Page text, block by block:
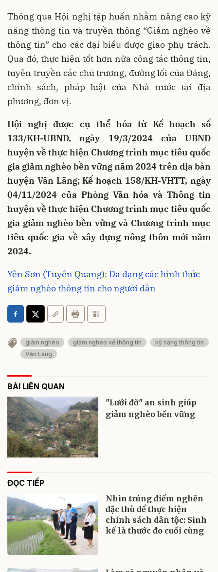
Thông qua Hội nghị tập huấn nhằm nâng cao kỹ
năng thông tin và truyền thông “Giảm nghèo về
thông tin” cho các đại biểu được giao phụ trách.
Qua đó, thực hiện tốt hơn nữa công tác thông tin,
tuyên truyền các chủ trương, đường lối của Đảng,
chính sách, pháp luật của Nhà nước tại địa
phương, đơn vị.
Hội nghị được cụ thể hóa từ Kế hoạch số
133/KH-UBND, ngày 19/3/2024 của UBND
huyện về thực hiện Chương trình mục tiêu quốc
gia giảm nghèo bền vững năm 2024 trên địa bàn
huyện Văn Lãng; Kế hoạch 158/KH-VHTT, ngày
04/11/2024 của Phòng Văn hóa và Thông tin
huyện về thực hiện Chương trình mục tiêu quốc
gia giảm nghèo bền vững và Chương trình mục
tiêu quốc gia về xây dựng nông thôn mới năm
2024.
Yên Sơn (Tuyên Quang): Đa dạng các hình thức
giảm nghèo thông tin cho người dân
giảm nghèo giảm nghèo về thông tin
kỹ năng thông tin
Văn Lãng
BÀI LIÊN QUAN
"Lưới đỡ" an sinh giúp
giảm nghèo bền vững
ĐỌC TIẾP
Nhìn trúng điểm nghẽn
đặc thù để thực hiện
chính sách dân tộc: Sinh
kế là thước đo cuối cùng